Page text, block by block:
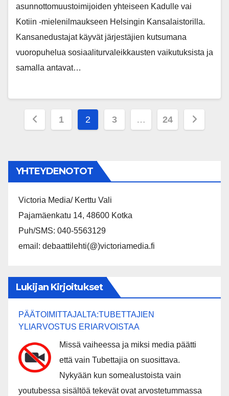
asunnottomuustoimijoiden yhteiseen Kadulle vai
Kotiin -mielenilmaukseen Helsingin Kansalaistorilla.
Kansanedustajat käyvät järjestäjien kutsumana
vuoropuhelua sosiaaliturvaleikkausten vaikutuksista ja
samalla antavat…
Posts
1 2 3 … 24
YHTEYDENOTOT
Victoria Media/ Kerttu Vali
Pajamäenkatu 14, 48600 Kotka
Puh/SMS: 040-5563129
email: debaattilehti(@)victoriamedia.fi
Lukijan Kirjoitukset
PÄÄTOIMITTAJALTA:TUBETTAJIEN
YLIARVOSTUS ERIARVOISTAA
Missä vaiheessa ja miksi media päätti
että vain Tubettajia on suosittava.
Nykyään kun somealustoista vain
youtubessa sisältöä tekevät ovat arvostetummassa